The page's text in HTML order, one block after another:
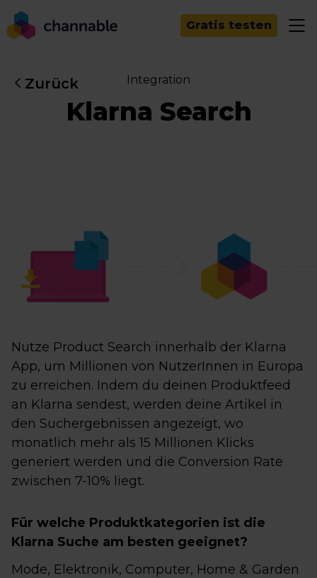
Gratis testen
Zurück Integration
Klarna Search
Nutze Product Search innerhalb der Klarna
App, um Millionen von NutzerInnen in Europa
zu erreichen. Indem du deinen Produktfeed
an Klarna sendest, werden deine Artikel in
den Suchergebnissen angezeigt, wo
monatlich mehr als 15 Millionen Klicks
generiert werden und die Conversion Rate
zwischen 7-10% liegt.
Für welche Produktkategorien ist die
Klarna Suche am besten geeignet?
Mode, Elektronik, Computer, Home & Garden